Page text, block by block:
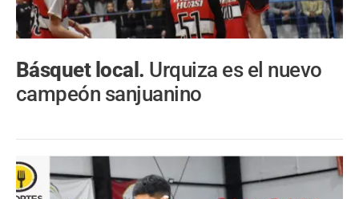
Básquet local. Urquiza es el nuevo
campeón sanjuanino